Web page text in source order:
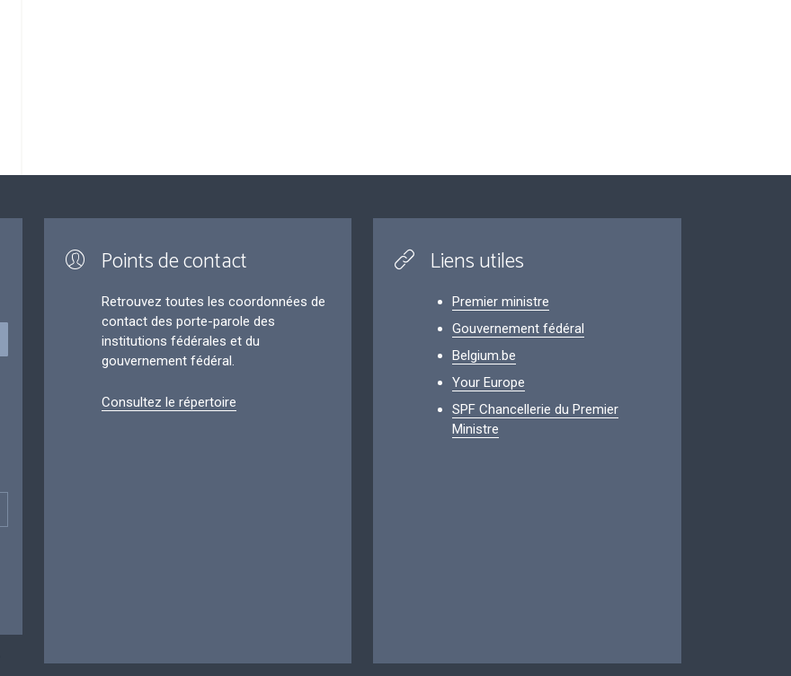
Points de contact
Retrouvez toutes les coordonnées de
contact des porte-parole des
institutions fédérales et du
gouvernement fédéral.
Consultez le répertoire
Liens utiles
Premier ministre
Gouvernement fédéral
Belgium.be
Your Europe
SPF Chancellerie du Premier
Ministre